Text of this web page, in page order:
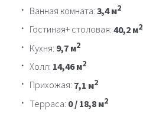
Ванная комната:3,4 м2
Гостиная+ столовая:40,2 м2
Кухня: 9,7 м2
Холл: 14,46 м2
Прихожая: 7,1 м2
Терраса: 0 / 18,8 м2